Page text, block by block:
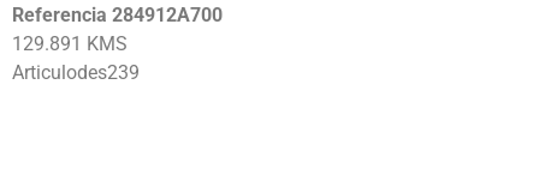
Referencia 284912A700
129.891 KMS
Articulodes239